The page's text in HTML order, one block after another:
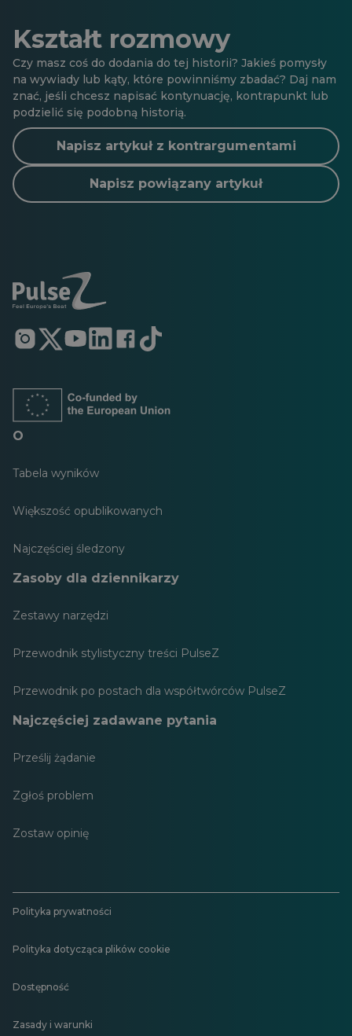
Kształt rozmowy
Czy masz coś do dodania do tej historii? Jakieś pomysły
na wywiady lub kąty, które powinniśmy zbadać? Daj nam
znać, jeśli chcesz napisać kontynuację, kontrapunkt lub
podzielić się podobną historią.
Napisz artykuł z kontrargumentami
Napisz powiązany artykuł
Otwiera
się
karcie
Otwiera
się
karcie
Otwiera
się
karcie
Otwiera
się
karcie
Otwiera
się
karcie
Otwiera
się
O
Tabela wyników
Większość opublikowanych
Najczęściej śledzony
Zasoby dla dziennikarzy
Zestawy narzędzi
Przewodnik stylistyczny treści PulseZ
Przewodnik po postach dla współtwórców PulseZ
Najczęściej zadawane pytania
Prześlij żądanie
Zgłoś problem
Zostaw opinię
Polityka prywatności
Polityka dotycząca plików cookie
Dostępność
Zasady i warunki